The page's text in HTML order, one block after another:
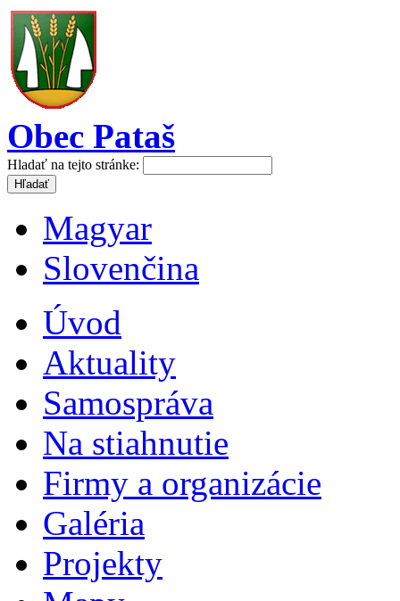
Obec Pataš
Hladať na tejto stránke:
Magyar
Slovenčina
Úvod
Aktuality
Samospráva
Na stiahnutie
Firmy a organizácie
Galéria
Projekty